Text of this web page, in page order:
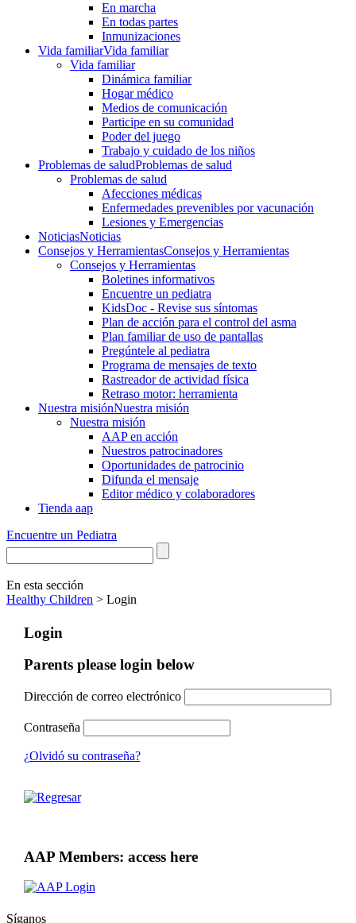
En marcha
En todas partes
Inmunizaciones
Vida familiarVida familiar
Vida familiar
Dinámica familiar
Hogar médico
Medios de comunicación
Participe en su comunidad
Poder del juego
Trabajo y cuidado de los niños
Problemas de saludProblemas de salud
Problemas de salud
Afecciones médicas
Enfermedades prevenibles por vacunación
Lesiones y Emergencias
NoticiasNoticias
Consejos y HerramientasConsejos y Herramientas
Consejos y Herramientas
Boletines informativos
Encuentre un pediatra
KidsDoc - Revise sus síntomas
Plan de acción para el control del asma
Plan familiar de uso de pantallas
Pregúntele al pediatra
Programa de mensajes de texto
Rastre​​ador de activida​d física
Retraso motor: herramienta
Nuestra misiónNuestra misión
Nuestra misión
AAP en acción
Nuestros patrocinadores
Oportunidades de patrocinio
Difunda el mensaje
Editor médico y colaboradores
Tienda aap
Encuentre un Pediatra
En esta sección
Healthy Children > Login
Login
Parents please login below
Dirección de correo electrónico
Contraseña
¿Olvidó su contraseña?
AAP Members: access here
Síganos